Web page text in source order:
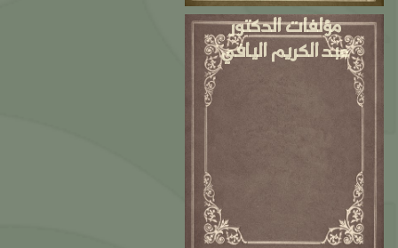
مؤلفات الدكتور
عبد الكريم اليافي